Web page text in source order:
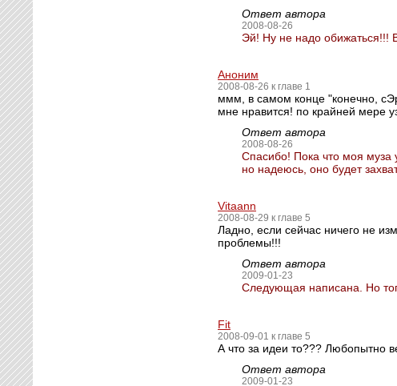
Ответ автора
2008-08-26
Эй! Ну не надо обижаться!!!
Аноним
2008-08-26 к главе 1
ммм, в самом конце "конечно,
мне нравится! по крайней мере
Ответ автора
2008-08-26
Спасибо! Пока что моя муза
но надеюсь, оно будет
Vitaann
2008-08-29 к главе 5
Ладно, если сейчас ничего не
проблемы!!!
Ответ автора
2009-01-23
Следующая написана. Но
Fit
2008-09-01 к главе 5
А что за идеи то??? Любопытно
Ответ автора
2009-01-23